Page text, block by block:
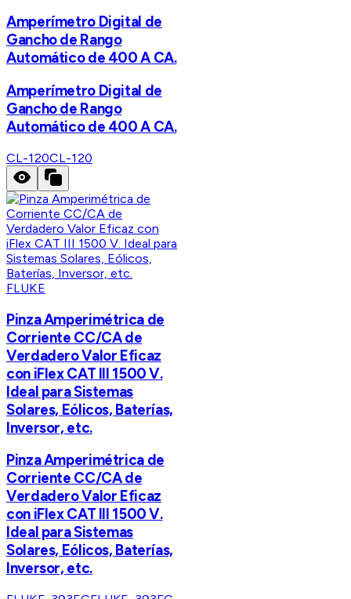
Amperímetro Digital de
Gancho de Rango
Automático de 400 A CA.
Amperímetro Digital de
Gancho de Rango
Automático de 400 A CA.
CL-120CL-120
FLUKE
Pinza Amperimétrica de
Corriente CC/CA de
Verdadero Valor Eficaz
con iFlex CAT III 1500 V.
Ideal para Sistemas
Solares, Eólicos, Baterías,
Inversor, etc.
Pinza Amperimétrica de
Corriente CC/CA de
Verdadero Valor Eficaz
con iFlex CAT III 1500 V.
Ideal para Sistemas
Solares, Eólicos, Baterías,
Inversor, etc.